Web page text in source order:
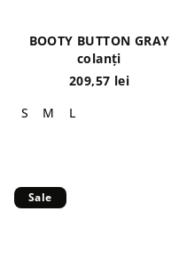
BOOTY BUTTON GRAY
colanți
209,57 lei
S
M L
Sale